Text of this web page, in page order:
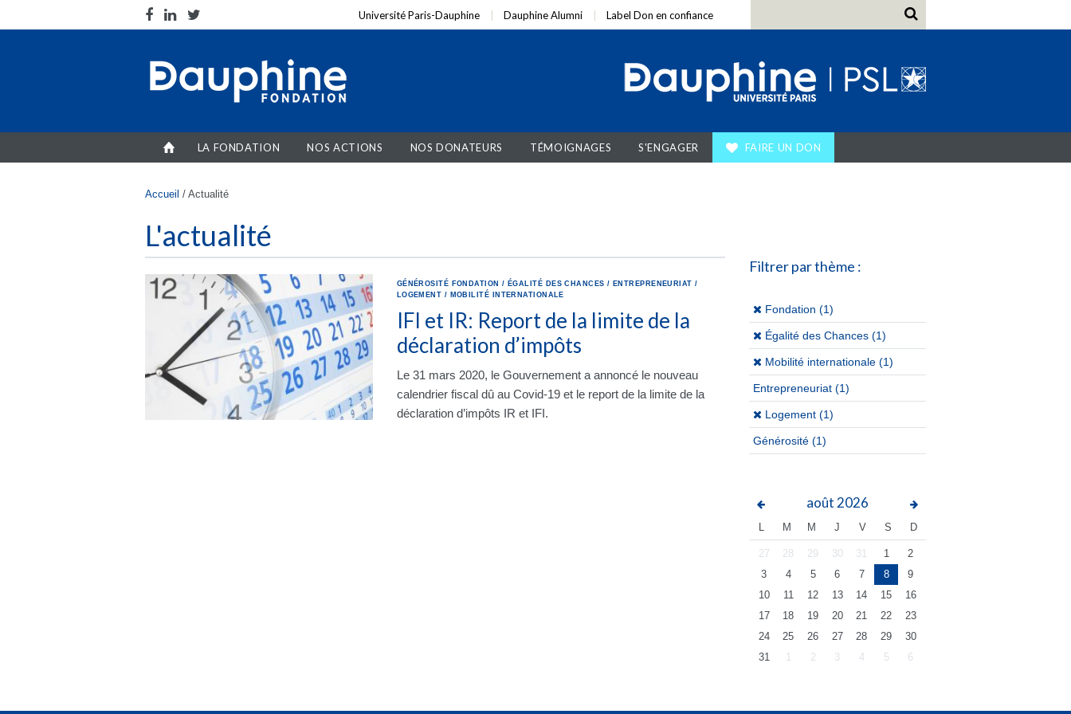
Université Paris-Dauphine Dauphine Alumni Label Don en confiance
LA FONDATION NOS ACTIONS NOS DONATEURS TÉMOIGNAGES S'ENGAGER FAIRE UN DON
Vous êtes ici
Accueil / Actualité
L'actualité
GÉNÉROSITÉ FONDATION / ÉGALITÉ DES CHANCES / ENTREPRENEURIAT /
LOGEMENT / MOBILITÉ INTERNATIONALE
IFI et IR: Report de la limite de la
déclaration d’impôts
Le 31 mars 2020, le Gouvernement a annoncé le nouveau
calendrier fiscal dû au Covid-19 et le report de la limite de la
déclaration d’impôts IR et IFI.
Filtrer par thème :
(x)Fondation (1)
(x)Égalité des Chances (1)
(x)Mobilité internationale (1)
Entrepreneuriat(1)
(x)Logement (1)
Générosité(1)
août 2026
L M M J V S D
27 28 29 30 31 1
2
3
4 5 6 7 8
9
10
11 12 13 14 15
16
17
18 19 20 21 22
23
24
25 26 27 28 29
30
31
1 2 3 4 5 6